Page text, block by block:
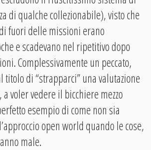
di qualche collezionabile), visto che
fuori delle missioni erano
e scadevano nel ripetitivo dopo
Complessivamente un peccato,
titolo di “strapparci” una valutazione
voler vedere il bicchiere mezzo
esempio di come non sia
open world quando le cose,
male.